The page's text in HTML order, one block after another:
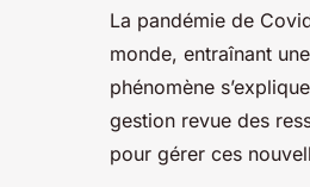
La pandémie de
monde, entraînant
phénomène
gestion revue des
pour gérer ces